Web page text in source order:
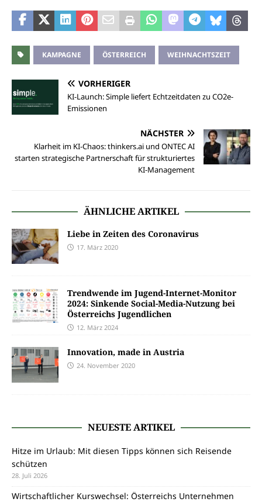
KAMPAGNE ÖSTERREICH WEIHNACHTSZEIT
VORHERIGER
KI-Launch: Simple liefert Echtzeitdaten zu CO2e-
Emissionen
NÄCHSTER
Klarheit im KI-Chaos: thinkers.ai und ONTEC AI
starten strategische Partnerschaft für strukturiertes
KI-Management
ÄHNLICHE ARTIKEL
Liebe in Zeiten des Coronavirus
17. März 2020
Trendwende im Jugend-Internet-Monitor
2024: Sinkende Social-Media-Nutzung bei
Österreichs Jugendlichen
12. März 2024
Innovation, made in Austria
24. November 2020
NEUESTE ARTIKEL
Hitze im Urlaub: Mit diesen Tipps können sich Reisende
schützen
28. Juli 2026
Wirtschaftlicher Kurswechsel: Österreichs Unternehmen